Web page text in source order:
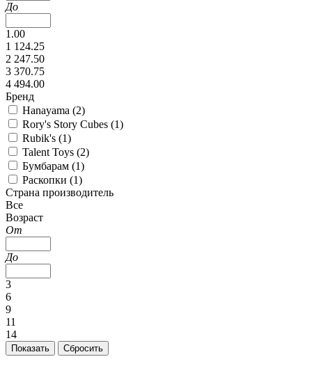
До
1.00
1 124.25
2 247.50
3 370.75
4 494.00
Бренд
Hanayama (2)
Rory's Story Cubes (1)
Rubik's (1)
Talent Toys (2)
Бумбарам (1)
Раскопки (1)
Страна производитель
Все
Возраст
От
До
3
6
9
11
14